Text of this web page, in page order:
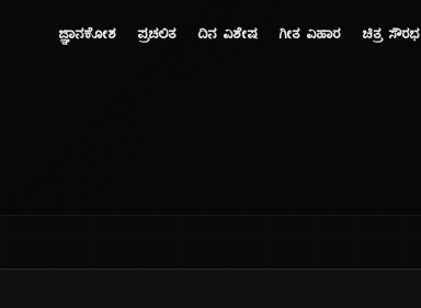
ಜ್ಞಾನಕೋಶ ಪ್ರಚಲಿತ ದಿನ ವಿಶೇಷ ಗೀತ ವಿಹಾರ ಚಿತ್ರ ಸೌರಭ